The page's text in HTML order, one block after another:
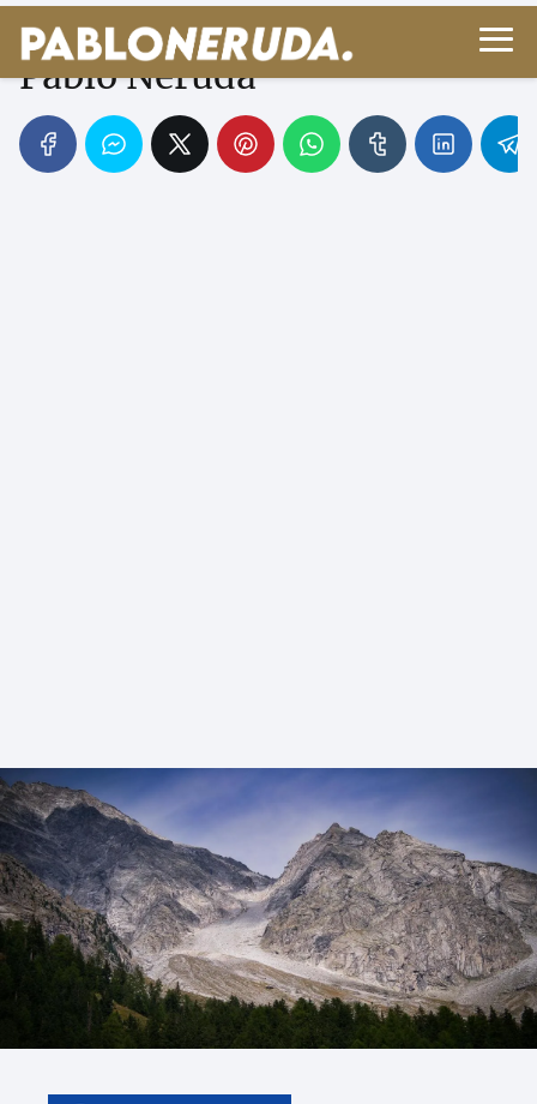
El pájaro yo - Poema de
Pablo Neruda